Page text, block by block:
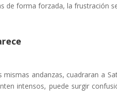
de forma forzada, la frustración
mismas andanzas, cuadraran a
intensos, puede surgir